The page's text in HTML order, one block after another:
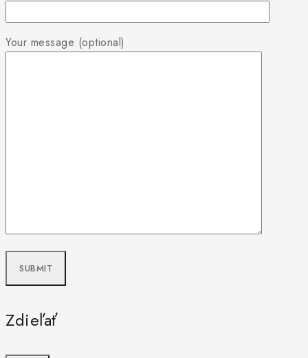
Your message (optional)
Zdieľať